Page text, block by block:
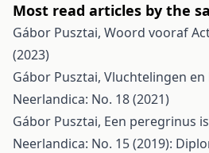
Most read articles by the
Gábor Pusztai, Woord vooraf
(2023)
Gábor Pusztai, Vluchtelingen
Neerlandica: No. 18 (2021)
Gábor Pusztai, Een peregrinus
Neerlandica: No. 15 (2019):